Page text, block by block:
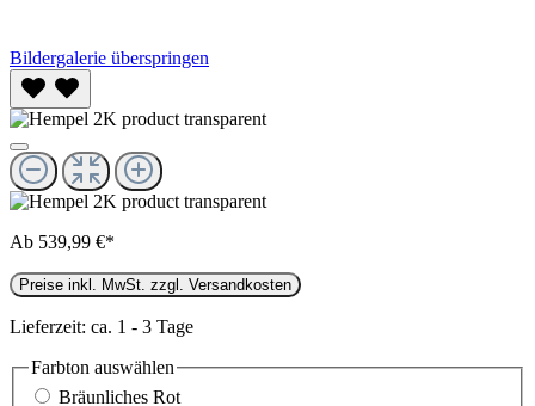
Bildergalerie überspringen
Ab 539,99 €*
Preise inkl. MwSt. zzgl. Versandkosten
Lieferzeit: ca. 1 - 3 Tage
Farbton auswählen
Bräunliches Rot